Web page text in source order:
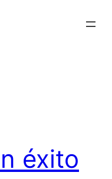
éxito